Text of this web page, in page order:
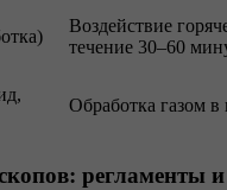
Воздействие
течение 30–60
Обработка газом
регламенты